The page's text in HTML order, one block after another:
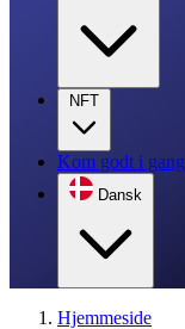
NFT
Kom godt i gang
Dansk
Hjemmeside